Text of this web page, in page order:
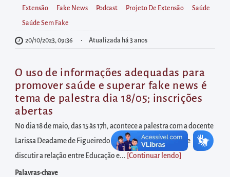
realizar
buscas
internas
Acessar
diretamente
as
informações
postas
no
rodapé
Extensão Fake News Podcast Projeto De Extensão Saúde
Saúde Sem Fake
20/10/2023, 09:36 Atualizada há 3 anos
O uso de informações adequadas para
promover saúde e superar fake news é
tema de palestra dia 18/05; inscrições
abertas
No dia 18 de maio, das 15 às 17h, acontece a palestra com a docente
Larissa Deadame de Figueiredo Nicolete, com objetivo de
discutir a relação entre Educação e... [Continuar lendo
Palavras-chave